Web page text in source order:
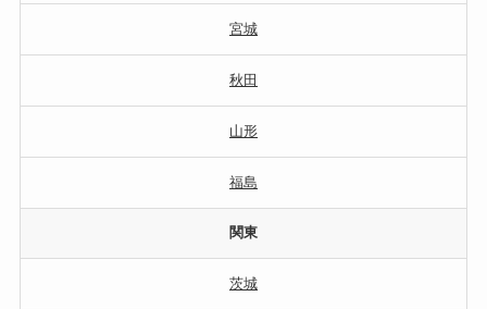
宮城
秋田
山形
福島
関東
茨城